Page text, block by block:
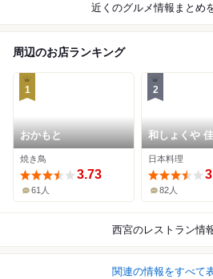
近くのグルメ情報まとめ
周辺のお店ランキング
1
おかもと
焼き鳥
3.73
61人
2
和しょくや
日本料理
82人
西宮のレストラン情
関連の情報をすべて